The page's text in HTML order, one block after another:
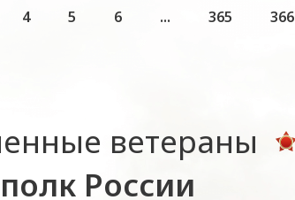
4 5 6 ... 365 366
ветераны
России